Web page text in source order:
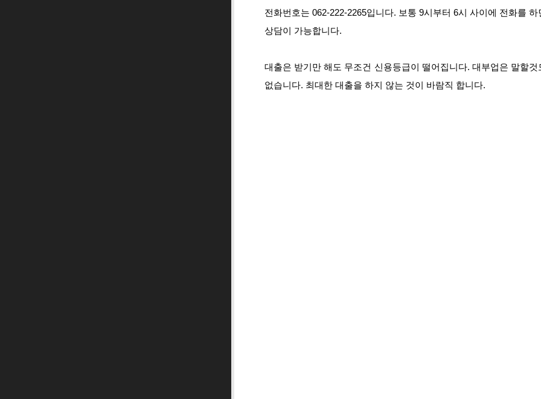
전화번호는 062-222-2265입니다. 보통 9시부터 6시 사이에 전화를 하
상담이 가능합니다.
대출은 받기만 해도 무조건 신용등급이 떨어집니다. 대부업은 말할것
없습니다. 최대한 대출을 하지 않는 것이 바람직 합니다.